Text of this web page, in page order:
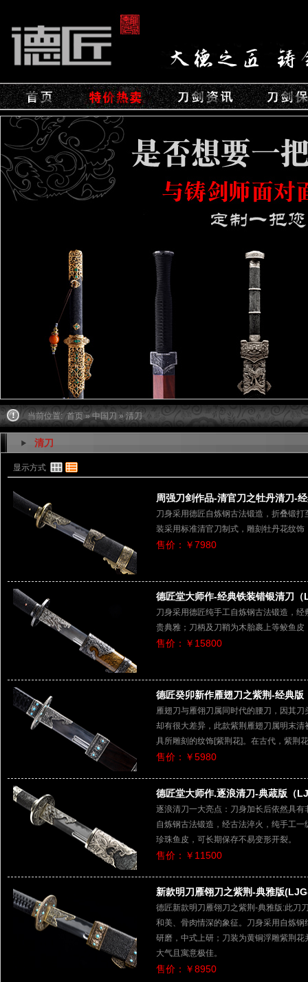
当前位置: 首页»中国刀 » 清刀
清刀
显示方式
周强刀剑作品-清官刀之牡丹清刀-
刀身采用德匠自炼钢古法锻造，折叠锻
装采用标准清官刀制式，雕刻牡丹花纹
售价：￥7980
德匠堂大师作-经典铁装错银清刀
刀身采用德匠纯手工自炼钢古法锻造，
贵典雅；刀柄及刀鞘为木胎裹上等鲛鱼皮
售价：￥15800
德匠癸卯新作雁翅刀之紫荆-经典
雁翅刀与雁翎刀属同时代的腰刀，因其
却有很大差异，此款紫荆雁翅刀属明末
具所雕刻的纹饰[紫荆花]。在古代，紫荆
售价：￥5980
德匠堂大师作.逐浪清刀-典蒧版（
逐浪清刀一大亮点：刀身加长后依然具
自炼钢古法锻造，经古法淬火，纯手工
珍珠鱼皮，可长期保存不易变形开裂。
售价：￥11500
新款明刀雁翎刀之紫荆-典雅版
德匠新款明刀雁翎刀之紫荆-典雅版:此刀
和美、骨肉情深的象征。刀身采用自炼
研磨，中式上研；刀装为黄铜浮雕紫荆
大气且寓意极佳。
售价：￥8950